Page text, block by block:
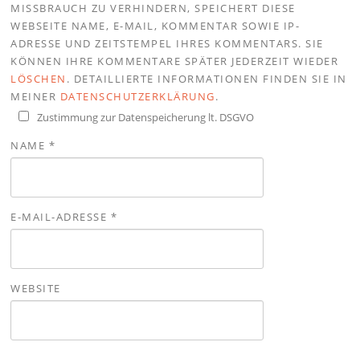
MISSBRAUCH ZU VERHINDERN, SPEICHERT DIESE
WEBSEITE NAME, E-MAIL, KOMMENTAR SOWIE IP-
ADRESSE UND ZEITSTEMPEL IHRES KOMMENTARS. SIE
KÖNNEN IHRE KOMMENTARE SPÄTER JEDERZEIT WIEDER
LÖSCHEN . DETAILLIERTE INFORMATIONEN FINDEN SIE IN
MEINER DATENSCHUTZERKLÄRUNG.
Zustimmung zur Datenspeicherung lt. DSGVO
NAME *
E-MAIL-ADRESSE *
WEBSITE